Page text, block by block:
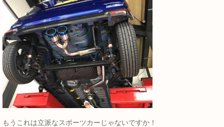
もうこれは立派なスポーツカーじゃないですか！